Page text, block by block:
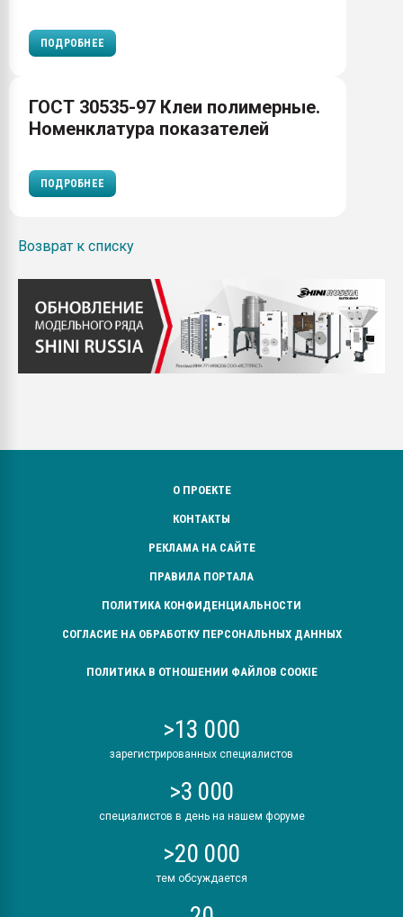
ПОДРОБНЕЕ
ГОСТ 30535-97 Клеи полимерные.
Номенклатура показателей
ПОДРОБНЕЕ
Возврат к списку
О ПРОЕКТЕ
КОНТАКТЫ
РЕКЛАМА НА САЙТЕ
ПРАВИЛА ПОРТАЛА
ПОЛИТИКА КОНФИДЕНЦИАЛЬНОСТИ
СОГЛАСИЕ НА ОБРАБОТКУ ПЕРСОНАЛЬНЫХ ДАННЫХ
ПОЛИТИКА В ОТНОШЕНИИ ФАЙЛОВ COOKIE
>13 000
зарегистрированных специалистов
>3 000
специалистов в день на нашем форуме
>20 000
тем обсуждается